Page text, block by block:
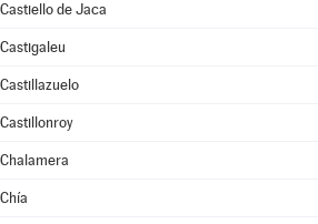
Castiello de Jaca
Castigaleu
Castillazuelo
Castillonroy
Chalamera
Chía